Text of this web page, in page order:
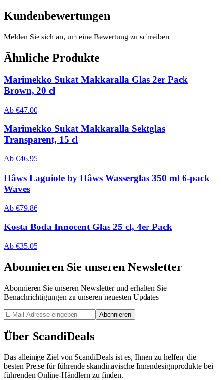
Kundenbewertungen
Melden Sie sich an, um eine Bewertung zu schreiben
Ähnliche Produkte
Marimekko Sukat Makkaralla Glas 2er Pack
Brown, 20 cl
Ab €47.00
Marimekko Sukat Makkaralla Sektglas
Transparent, 15 cl
Ab €46.95
Hâws Laguiole by Hâws Wasserglas 350 ml 6-pack
Waves
Ab €79.86
Kosta Boda Innocent Glas 25 cl, 4er Pack
Ab €35.05
Abonnieren Sie unseren Newsletter
Abonnieren Sie unseren Newsletter und erhalten Sie
Benachrichtigungen zu unseren neuesten Updates
Abonnieren
Über ScandiDeals
Das alleinige Ziel von ScandiDeals ist es, Ihnen zu helfen, die
besten Preise für führende skandinavische Innendesignprodukte bei
führenden Online-Händlern zu finden.